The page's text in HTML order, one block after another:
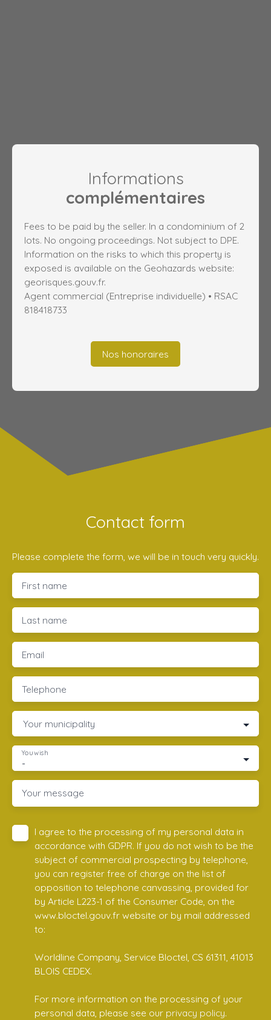
Informations
complémentaires
Fees to be paid by the seller. In a condominium of 2
lots. No ongoing proceedings. Not subject to DPE.
Information on the risks to which this property is
exposed is available on the Geohazards website:
georisques.gouv.fr.
Agent commercial (Entreprise individuelle) • RSAC
818418733
Nos honoraires
Contact form
Please complete the form, we will be in touch very quickly.
First name
Last name
Email
Telephone
Your municipality
-
You wish
Your message
I agree to the processing of my personal data in
accordance with GDPR. If you do not wish to be the
subject of commercial prospecting by telephone,
you can register free of charge on the list of
opposition to telephone canvassing, provided for
by Article L223-1 of the Consumer Code, on the
www.bloctel.gouv.fr website or by mail addressed
to:
Worldline Company, Service Bloctel, CS 61311, 41013
BLOIS CEDEX.
For more information on the processing of your
personal data, please see our privacy policy.